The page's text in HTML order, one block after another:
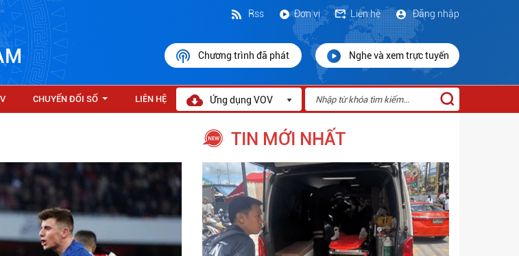
Đăng nhập
Liên hệ
Đơn vị
Rss
Chương trình đã phát Nghe và xem trực tuyến
CHUYỂN ĐỔI SỐ LIÊN HỆ Ứng dụng VOV
TIN MỚI NHẤT